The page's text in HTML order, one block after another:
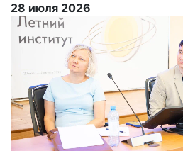
28 июля 2026